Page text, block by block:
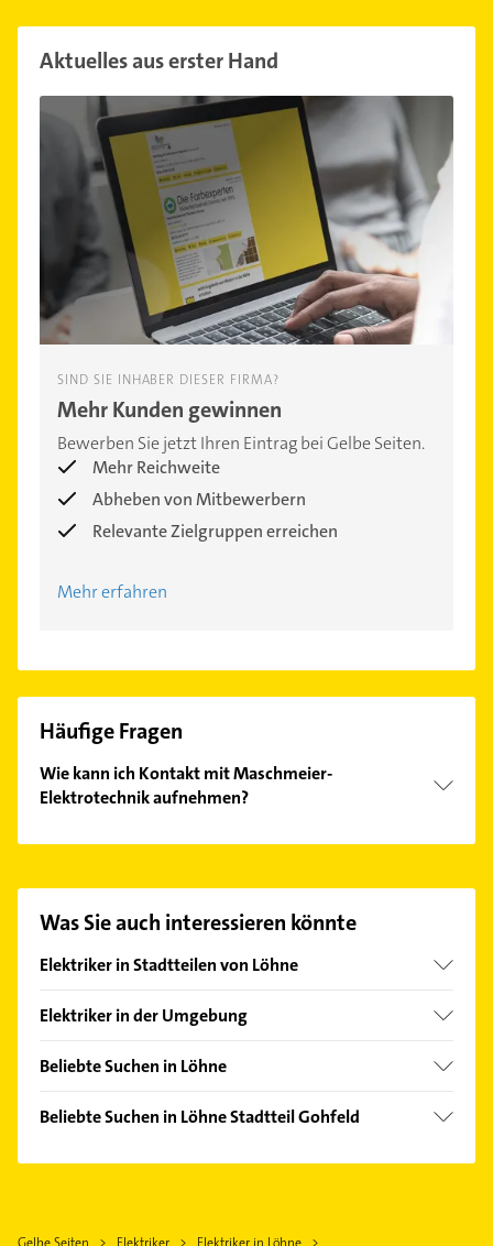
Aktuelles aus erster Hand
SIND SIE INHABER DIESER FIRMA?
Mehr Kunden gewinnen
Bewerben Sie jetzt Ihren Eintrag bei Gelbe Seiten.
Mehr Reichweite
Abheben von Mitbewerbern
Relevante Zielgruppen erreichen
Mehr erfahren
Häufige Fragen
Wie kann ich Kontakt mit Maschmeier-
Elektrotechnik aufnehmen?
finden Sie alleKontaktdaten.
Was Sie auch interessieren könnte
Elektriker in Stadtteilen von Löhne
Mennighüffen
Ulenburg
Elektriker in der Umgebung
Bad Oeynhausen
Hiddenhausen
Bad Salzuflen
Beliebte Suchen in Löhne
Klempner
Sanitärinstallation
Beliebte Suchen in Löhne Stadtteil Gohfeld
Gelbe Seiten Elektriker Elektriker in Löhne